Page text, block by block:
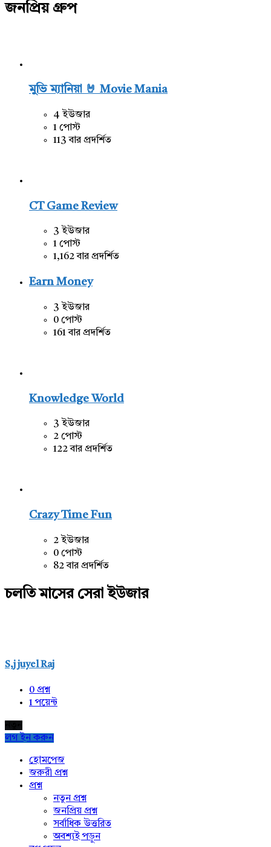
জনপ্রিয় গ্রুপ
মুভি ম্যানিয়া 🤘 Movie Mania
4 ইউজার
1 পোস্ট
113 বার প্রদর্শিত
CT Game Review
3 ইউজার
1 পোস্ট
1,162 বার প্রদর্শিত
Earn Money
3 ইউজার
0 পোস্ট
161 বার প্রদর্শিত
Knowledge World
3 ইউজার
2 পোস্ট
122 বার প্রদর্শিত
Crazy Time Fun
2 ইউজার
0 পোস্ট
82 বার প্রদর্শিত
চলতি মাসের সেরা ইউজার
S,j juyel Raj
0 প্রশ্ন
1পয়েন্ট
লগ ইন করুন
Exploreহোমপেজ
জরুরী প্রশ্ন
প্রশ্ন
নতুন প্রশ্ন
জনপ্রিয় প্রশ্ন
সর্বাধিক উত্তরিত
অবশ্যই পড়ুন